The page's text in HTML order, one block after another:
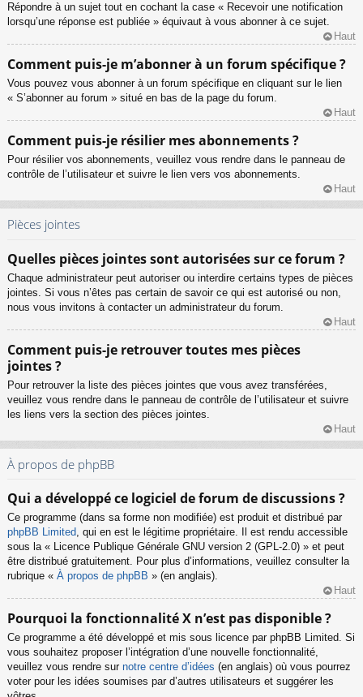
Répondre à un sujet tout en cochant la case « Recevoir une notification
lorsqu’une réponse est publiée » équivaut à vous abonner à ce sujet.
Haut
Comment puis-je m’abonner à un forum spécifique ?
Vous pouvez vous abonner à un forum spécifique en cliquant sur le lien
« S’abonner au forum » situé en bas de la page du forum.
Haut
Comment puis-je résilier mes abonnements ?
Pour résilier vos abonnements, veuillez vous rendre dans le panneau de
contrôle de l’utilisateur et suivre le lien vers vos abonnements.
Haut
Pièces jointes
Quelles pièces jointes sont autorisées sur ce forum ?
Chaque administrateur peut autoriser ou interdire certains types de pièces
jointes. Si vous n’êtes pas certain de savoir ce qui est autorisé ou non,
nous vous invitons à contacter un administrateur du forum.
Haut
Comment puis-je retrouver toutes mes pièces
jointes ?
Pour retrouver la liste des pièces jointes que vous avez transférées,
veuillez vous rendre dans le panneau de contrôle de l’utilisateur et suivre
les liens vers la section des pièces jointes.
Haut
À propos de phpBB
Qui a développé ce logiciel de forum de discussions ?
Ce programme (dans sa forme non modifiée) est produit et distribué par
phpBB Limited, qui en est le légitime propriétaire. Il est rendu accessible
sous la « Licence Publique Générale GNU version 2 (GPL-2.0) » et peut
être distribué gratuitement. Pour plus d’informations, veuillez consulter la
rubrique « À propos de phpBB » (en anglais).
Haut
Pourquoi la fonctionnalité X n’est pas disponible ?
Ce programme a été développé et mis sous licence par phpBB Limited. Si
vous souhaitez proposer l’intégration d’une nouvelle fonctionnalité,
veuillez vous rendre sur notre centre d’idées (en anglais) où vous pourrez
voter pour les idées soumises par d’autres utilisateurs et suggérer les